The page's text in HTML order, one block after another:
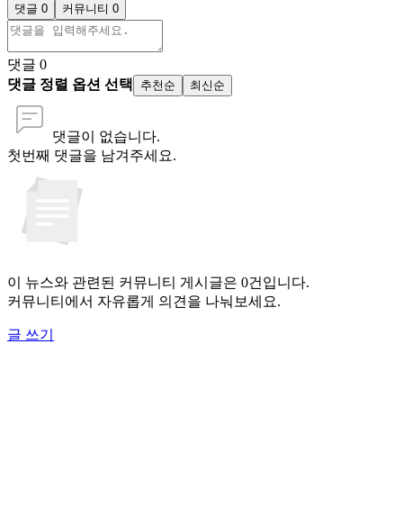
댓글 0 커뮤니티 0
댓글 0
댓글 정렬 옵션 선택
추천순 최신순
댓글이 없습니다.
첫번째 댓글을 남겨주세요.
이 뉴스와 관련된 커뮤니티 게시글은 0건입니다.
커뮤니티에서 자유롭게 의견을 나눠보세요.
글 쓰기